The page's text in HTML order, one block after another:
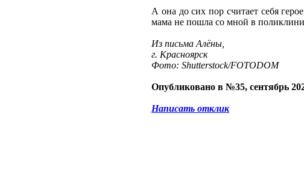
А она до сих пор считает себя
мама не пошла со мной в
Из письма Алёны,
г. Красноярск
Фото: Shutterstock/FOTODOM
Опубликовано в №35, сентябрь
Написать отклик